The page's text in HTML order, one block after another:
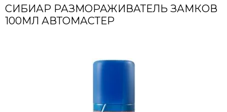
СИБИАР РАЗМОРАЖИВАТЕЛЬ ЗАМКОВ
100МЛ АВТОМАСТЕР